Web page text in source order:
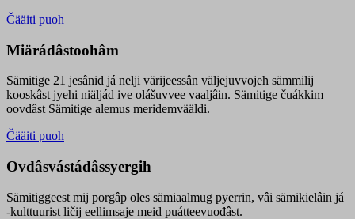
Čääiti puoh
Miärádâstoohâm
Sämitige 21 jesânid já nelji värijeessân väljejuvvojeh sämmilij
kooskâst jyehi niäljád ive olášuvvee vaaljâin. Sämitige čuákkim
oovdâst Sämitige alemus meridemvääldi.
Čääiti puoh
Ovdâsvástádâssyergih
Sämitiggeest mij porgâp oles sämiaalmug pyerrin, vâi sämikielâin já
-kulttuurist ličij eellimsaje meid puátteevuođâst.